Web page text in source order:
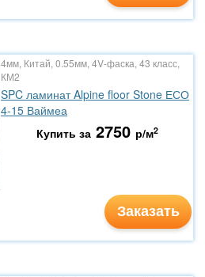
4мм, Китай, 0.55мм, 4V-фаска, 43 класс,
КМ2
SPC ламинат Alpine floor Stone ЕСО
4-15 Ваймеа
Купить за 2750 р/м2
Заказать